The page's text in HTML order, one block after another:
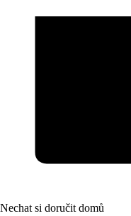
Nechat si doručit domů